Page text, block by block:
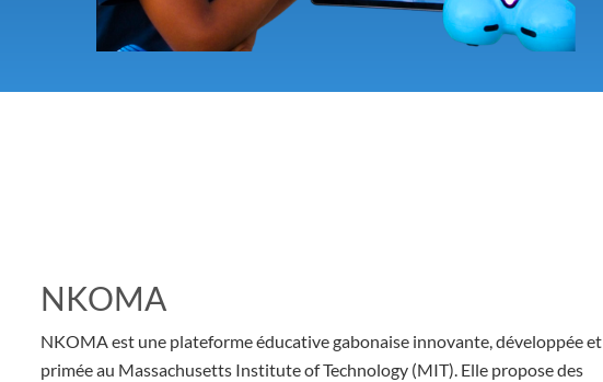
NKOMA
NKOMA est une plateforme éducative gabonaise innovante, développée et
primée au Massachusetts Institute of Technology (MIT). Elle propose des